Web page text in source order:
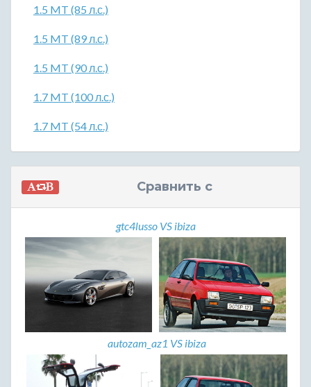
1.5 MT (85 л.с.)
1.5 MT (89 л.с.)
1.5 MT (90 л.с.)
1.7 MT (100 л.с.)
1.7 MT (54 л.с.)
Сравнить с
gtc4lusso VS ibiza
autozam_az1 VS ibiza